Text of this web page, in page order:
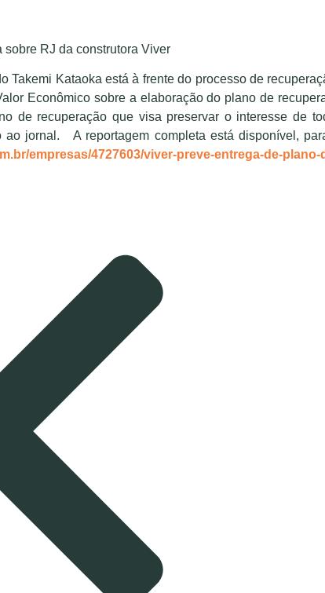
sobre RJ da construtora Viver
Takemi Kataoka está à frente do processo de
Econômico sobre a elaboração do plano de
de recuperação que visa preservar o interesse de
ao jornal. A reportagem completa está disponível,
empresas/4727603/viver-preve-entrega-de-